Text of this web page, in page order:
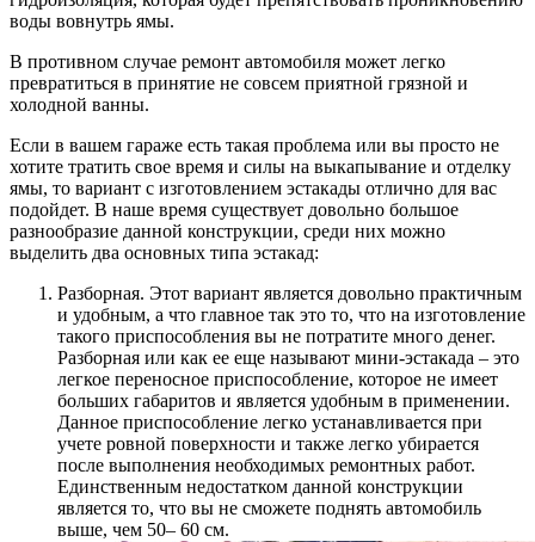
воды вовнутрь ямы.
В противном случае ремонт автомобиля может легко
превратиться в принятие не совсем приятной грязной и
холодной ванны.
Если в вашем гараже есть такая проблема или вы просто не
хотите тратить свое время и силы на выкапывание и отделку
ямы, то вариант с изготовлением эстакады отлично для вас
подойдет. В наше время существует довольно большое
разнообразие данной конструкции, среди них можно
выделить два основных типа эстакад:
Разборная. Этот вариант является довольно практичным
и удобным, а что главное так это то, что на изготовление
такого приспособления вы не потратите много денег.
Разборная или как ее еще называют мини-эстакада – это
легкое переносное приспособление, которое не имеет
больших габаритов и является удобным в применении.
Данное приспособление легко устанавливается при
учете ровной поверхности и также легко убирается
после выполнения необходимых ремонтных работ.
Единственным недостатком данной конструкции
является то, что вы не сможете поднять автомобиль
выше, чем 50– 60 см.